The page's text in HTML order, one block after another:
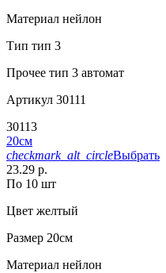
Материал нейлон
Тип тип 3
Прочее тип 3 автомат
Артикул 30111
30113
20см
checkmark_alt_circleВыбрать
23.29 р.
По 10 шт
Цвет желтый
Размер 20см
Материал нейлон